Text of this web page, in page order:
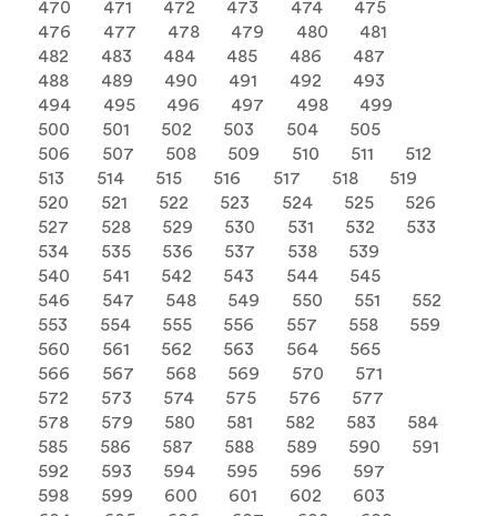
470 471 472 473 474
475
476
477 478 479 480
481
482
483 484 485 486
487
488
489 490 491 492
493
494
495 496 497 498
499
500
501 502 503 504
505
506
507 508 509 510 511
512
513
514 515 516 517 518
519
520
521 522 523 524 525
526
527
528 529 530 531 532
533
534
535 536 537 538
539
540
541 542 543 544
545
546
547 548 549 550 551
552
553
554 555 556 557 558
559
560
561 562 563 564
565
566
567 568 569 570
571
572
573 574 575 576
577
578
579 580 581 582 583
584
585
586 587 588 589 590
591
592
593 594 595 596
597
598
599 600 601 602
603